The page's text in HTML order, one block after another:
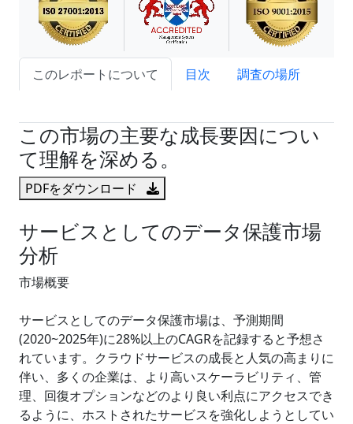
このレポートについて 目次
調査の場所
この市場の主要な成長要因につい
て理解を深める。
PDFをダウンロード
サービスとしてのデータ保護市場
分析
市場概要
サービスとしてのデータ保護市場は、予測期間
(2020~2025年)に28%以上のCAGRを記録すると予想さ
れています。クラウドサービスの成長と人気の高まりに
伴い、多くの企業は、より高いスケーラビリティ、管
理、回復オプションなどのより良い利点にアクセスでき
るように、ホストされたサービスを強化しようとしてい